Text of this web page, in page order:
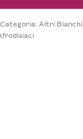
Categoria:Altri Bianchi